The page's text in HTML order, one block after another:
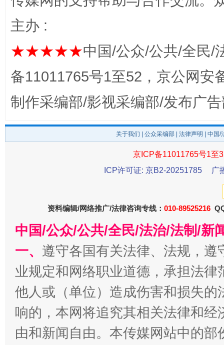
东山县通报“牛蛙产品抗生素超标问题” 法
千年窑火 生生不息 一
主办 :
★★★★★中国/公众/公共/全民/
备11011765号1至52，京公网安
制作采编部/影视采编部/发布广
关于我们 公众采编部 法律声明 | 中国
京ICP备11011765号1至
ICP许可证: 京B2-20251785
广
资料编辑/网络推广/法律咨询专线： 010-89525216
中国/公众/公共/全民/法治/法制/新
一、 遵守各国有关法律、法规，
业规定和网络职业道德，承担法
他人或（单位）造成伤害和损失
响的，本网将追究其相关法律和
由和新闻自由。本传媒网站中的